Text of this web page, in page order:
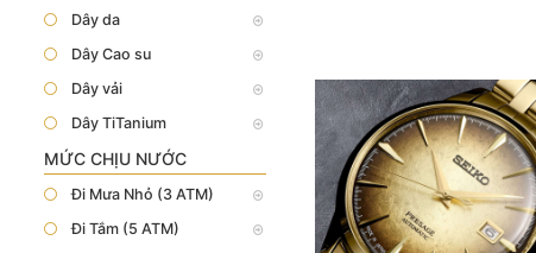
Dây da
Dây Cao su
Dây vải
Dây TiTanium
MỨC CHỊU NƯỚC
Đi Mưa Nhỏ (3 ATM)
Đi Tắm (5 ATM)